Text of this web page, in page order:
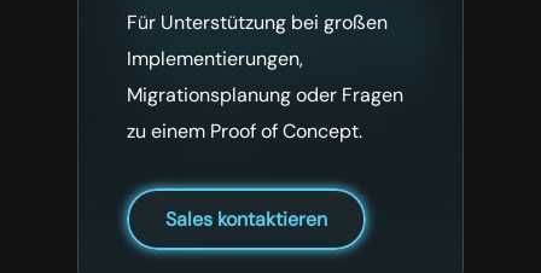
Für Unterstützung bei großen
Implementierungen,
Migrationsplanung oder Fragen
zu einem Proof of Concept.
Sales kontaktieren